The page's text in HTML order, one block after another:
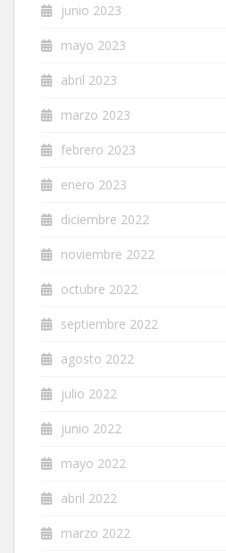
junio 2023
mayo 2023
abril 2023
marzo 2023
febrero 2023
enero 2023
diciembre 2022
noviembre 2022
octubre 2022
septiembre 2022
agosto 2022
julio 2022
junio 2022
mayo 2022
abril 2022
marzo 2022